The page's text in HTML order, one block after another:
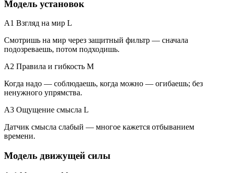
Модель установок
A1 Взгляд на мир L
Смотришь на мир через защитный фильтр — сначала
подозреваешь, потом подходишь.
A2 Правила и гибкость M
Когда надо — соблюдаешь, когда можно — огибаешь; без
ненужного упрямства.
A3 Ощущение смысла L
Датчик смысла слабый — многое кажется отбыванием
времени.
Модель движущей силы